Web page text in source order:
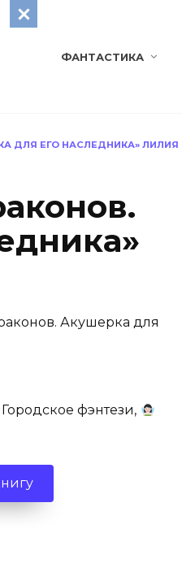
ФАНТАСТИКА
ДЛЯ ЕГО НАСЛЕДНИКА» ЛИЛИЯ
Акушерка для
Городское фэнтези,